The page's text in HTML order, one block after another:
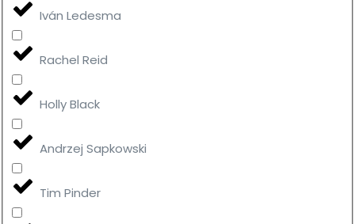
Iván Ledesma
Rachel Reid
Holly Black
Andrzej Sapkowski
Tim Pinder